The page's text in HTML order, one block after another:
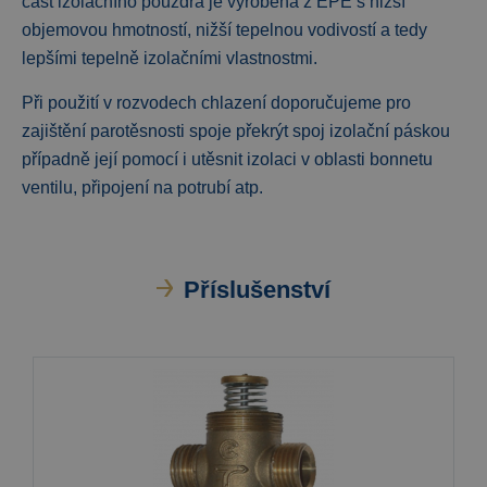
objemovou hmotností, nižší tepelnou vodivostí a tedy
lepšími tepelně izolačními vlastnostmi.
Při použití v rozvodech chlazení doporučujeme pro
zajištění parotěsnosti spoje překrýt spoj izolační páskou
případně její pomocí i utěsnit izolaci v oblasti bonnetu
ventilu, připojení na potrubí atp.
Příslušenství